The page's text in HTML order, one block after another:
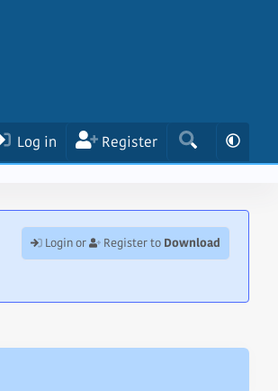
Log in Register
Login or Register to Download